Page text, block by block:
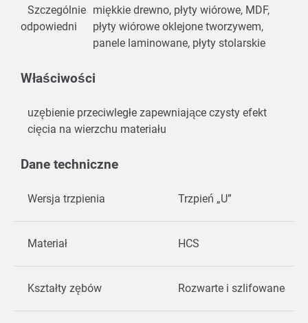
Szczególnie
odpowiedni
miękkie drewno, płyty wiórowe, MDF,
płyty wiórowe oklejone tworzywem,
panele laminowane, płyty stolarskie
Właściwości
uzębienie przeciwległe zapewniające czysty efekt
cięcia na wierzchu materiału
Dane techniczne
Wersja trzpienia Trzpień „U”
Materiał HCS
Kształty zębów Rozwarte i szlifowane